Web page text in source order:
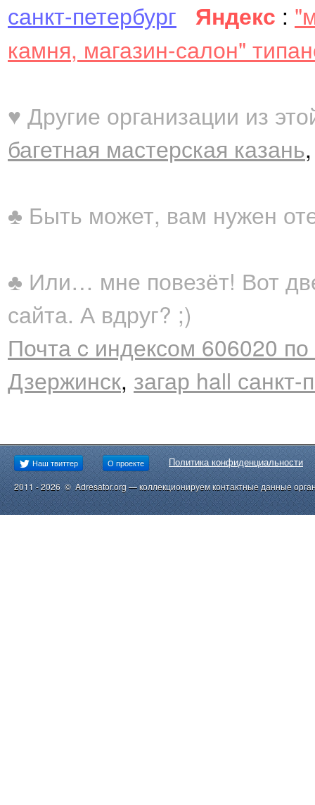
санкт-петербург Яндекс :
камня, магазин-салон"
♥ Другие организации из
багетная мастерская казань
♣ Быть может, вам нужен
♣ Или… мне повезёт! Вот
сайта. А вдруг? ;)
Почта c индексом 606020
Дзержинск, загар hall санкт-
Наш твиттер О проекте Политика конфиденциальности
2011 - 2026 © Adresator.org — коллекционируем контактные данные